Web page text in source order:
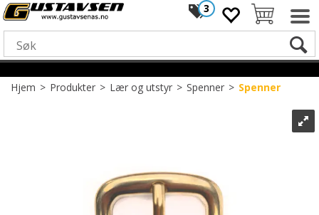
3
Hjem>Produkter>Lær og utstyr>Spenner>Spenner